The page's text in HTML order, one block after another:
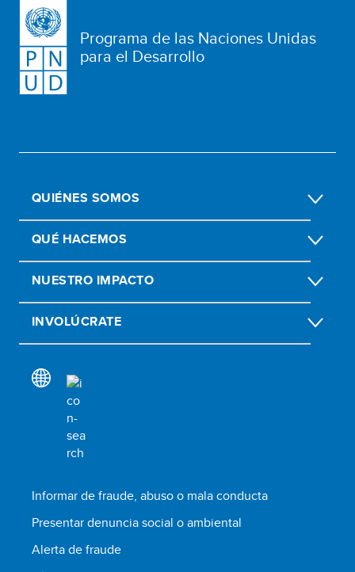
Programa de las Naciones Unidas
para el Desarrollo
QUIÉNES SOMOS
QUÉ HACEMOS
NUESTRO IMPACTO
INVOLÚCRATE
Informar de fraude, abuso o mala conducta
Presentar denuncia social o ambiental
Alerta de fraude